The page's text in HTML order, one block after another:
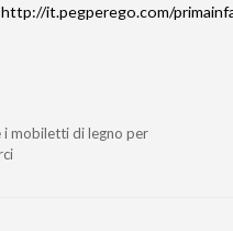
http://it.pegperego.com/
i mobiletti di legno per